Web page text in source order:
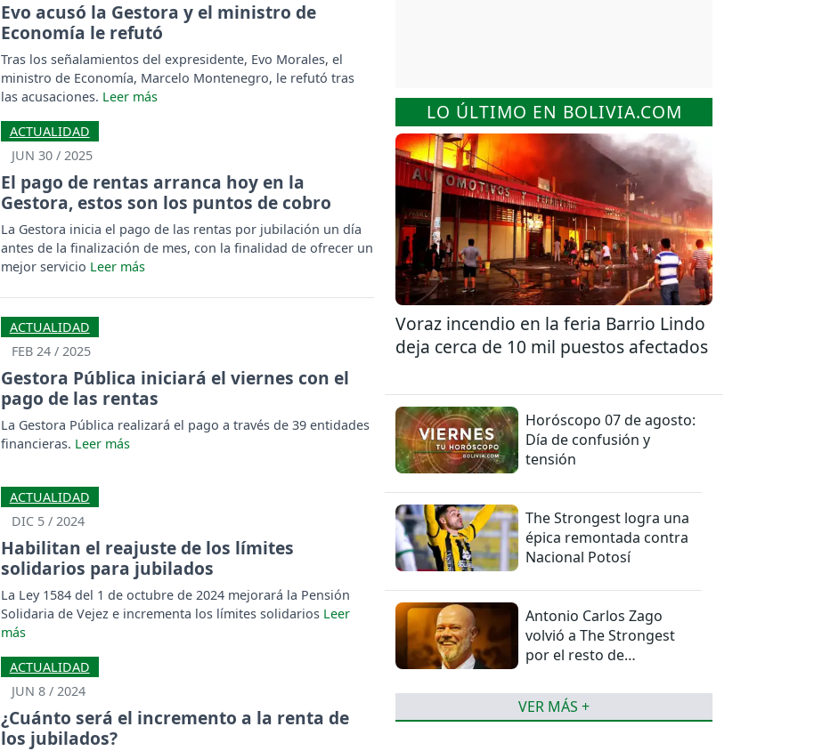
Evo acusó la Gestora y el ministro de
Economía le refutó
Tras los señalamientos del expresidente, Evo Morales, el
ministro de Economía, Marcelo Montenegro, le refutó tras
las acusaciones.
ACTUALIDAD
JUN 30 / 2025
El pago de rentas arranca hoy en la
Gestora, estos son los puntos de cobro
La Gestora inicia el pago de las rentas por jubilación un día
antes de la finalización de mes, con la finalidad de ofrecer un
mejor servicio
ACTUALIDAD
FEB 24 / 2025
Gestora Pública iniciará el viernes con el
pago de las rentas
La Gestora Pública realizará el pago a través de 39 entidades
financieras.
ACTUALIDAD
DIC 5 / 2024
Habilitan el reajuste de los límites
solidarios para jubilados
La Ley 1584 del 1 de octubre de 2024 mejorará la Pensión
Solidaria de Vejez e incrementa los límites solidarios
ACTUALIDAD
JUN 8 / 2024
¿Cuánto será el incremento a la renta de
los jubilados?
LO ÚLTIMO EN BOLIVIA.COM
Voraz incendio en la feria Barrio Lindo
deja cerca de 10 mil puestos afectados
Horóscopo 07 de agosto:
Día de confusión y
tensión
The Strongest logra una
épica remontada contra
Nacional Potosí
Antonio Carlos Zago
volvió a The Strongest
por el resto de
VER MÁS +